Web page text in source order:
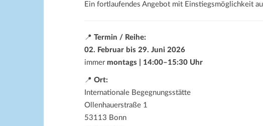
Ein fortlaufendes Angebot mit Einstiegsmöglichkeit
📍 Termin / Reihe:
02. Februar bis 29. Juni 2026
immer montags | 14:00–15:30 Uhr
📍 Ort:
Internationale Begegnungsstätte
Ollenhauerstraße 1
53113 Bonn